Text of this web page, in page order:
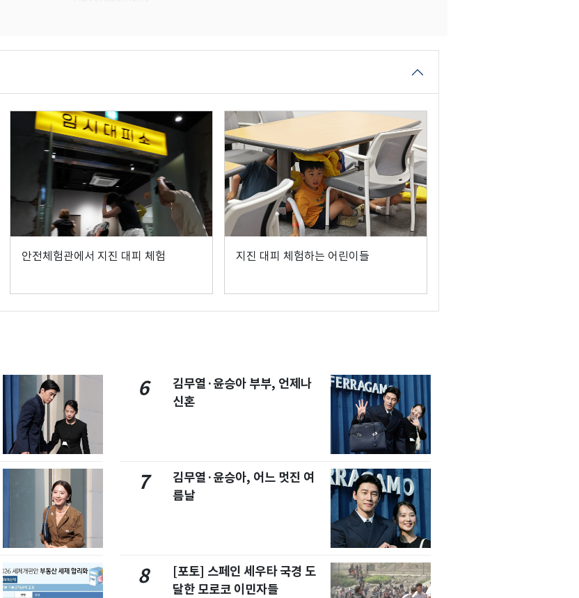
안전체험관에서 지진 대피 체험 지진 대피 체험하는 어린이들
6
김무열·윤승아 부부, 언제나
신혼
7
김무열·윤승아, 어느 멋진 여
름날
8
[포토] 스페인 세우타 국경 도
달한 모로코 이민자들